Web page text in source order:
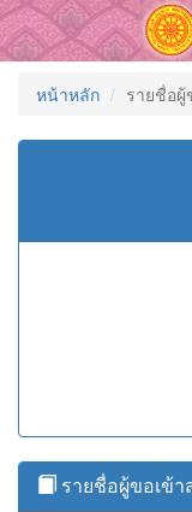
หน้าหลัก รายชื่อ
รายชื่อผู้ขอเข้